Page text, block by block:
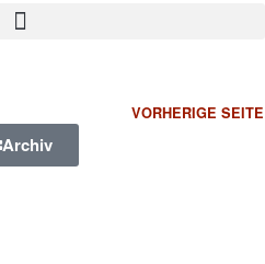
VORHERIGE SEITE
Archiv